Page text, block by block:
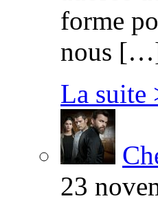
forme
nous
La suite
23